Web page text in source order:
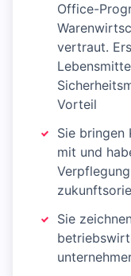
Office-
vertraut.
Vorteil
Sie bringen
mit und
Sie